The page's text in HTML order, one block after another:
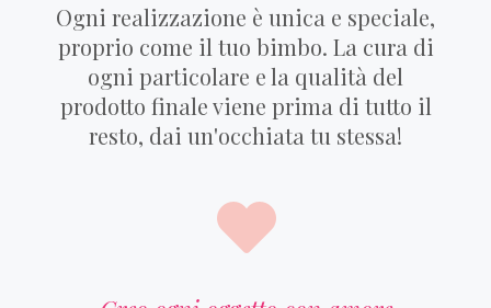
Ogni realizzazione è unica e speciale,
proprio come il tuo bimbo. La cura di
ogni particolare e la qualità del
prodotto finale viene prima di tutto il
resto, dai un'occhiata tu stessa!